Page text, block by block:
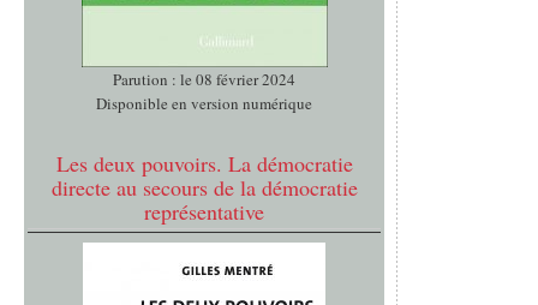
Parution : le 08 février 2024
Disponible en version numérique
Les deux pouvoirs. La démocratie
directe au secours de la démocratie
représentative